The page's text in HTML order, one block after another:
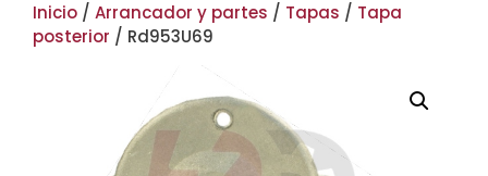
Inicio / Arrancador y partes / Tapas / Tapa
posterior / Rd953U69